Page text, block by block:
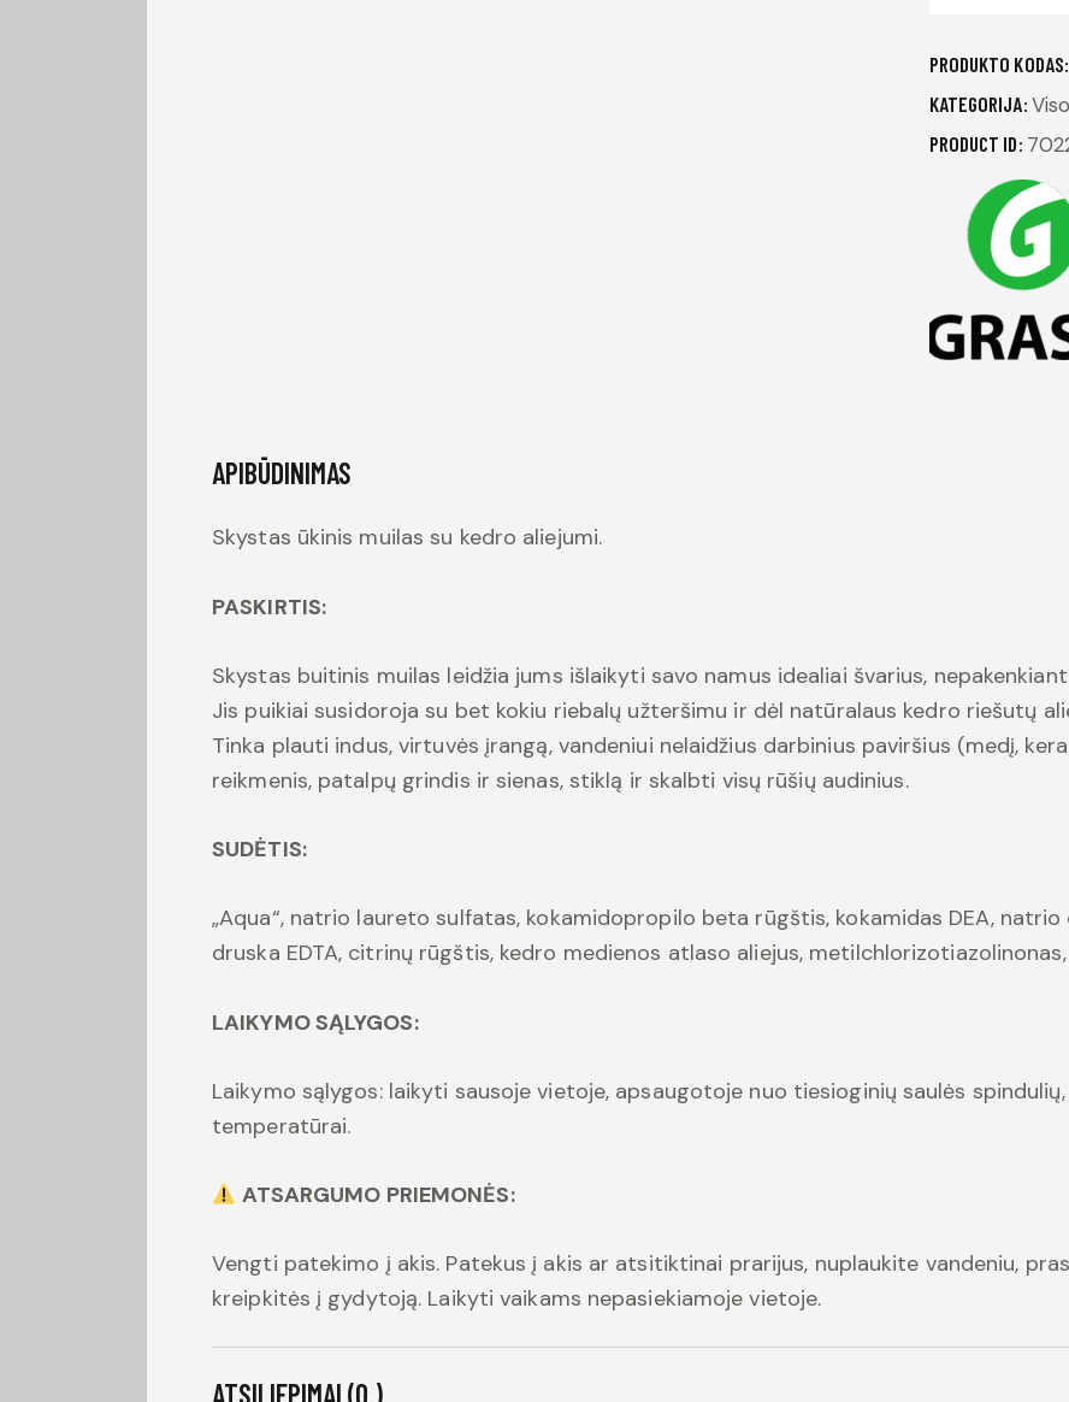
PRODUKTO
KATEGORIJA:
PRODUCT ID:
APIBŪDINIMAS
Skystas ūkinis muilas su kedro aliejumi.
PASKIRTIS:
Skystas buitinis muilas leidžia jums išlaikyti savo namus idealiai švarius,
Jis puikiai susidoroja su bet kokiu riebalų užteršimu ir dėl natūralaus kedro riešutų
Tinka plauti indus, virtuvės įrangą, vandeniui nelaidžius darbinius paviršius (medį,
reikmenis, patalpų grindis ir sienas, stiklą ir skalbti visų rūšių audinius.
SUDĖTIS:
„Aqua“, natrio laureto sulfatas, kokamidopropilo beta rūgštis, kokamidas DEA,
druska EDTA, citrinų rūgštis, kedro medienos atlaso aliejus,
LAIKYMO SĄLYGOS:
Laikymo sąlygos: laikyti sausoje vietoje, apsaugotoje nuo tiesioginių saulės
temperatūrai.
ATSARGUMO PRIEMONĖS:
Vengti patekimo į akis. Patekus į akis ar atsitiktinai prarijus, nuplaukite vandeniu,
kreipkitės į gydytoją. Laikyti vaikams nepasiekiamoje vietoje.
ATSILIEPIMAI (0 )